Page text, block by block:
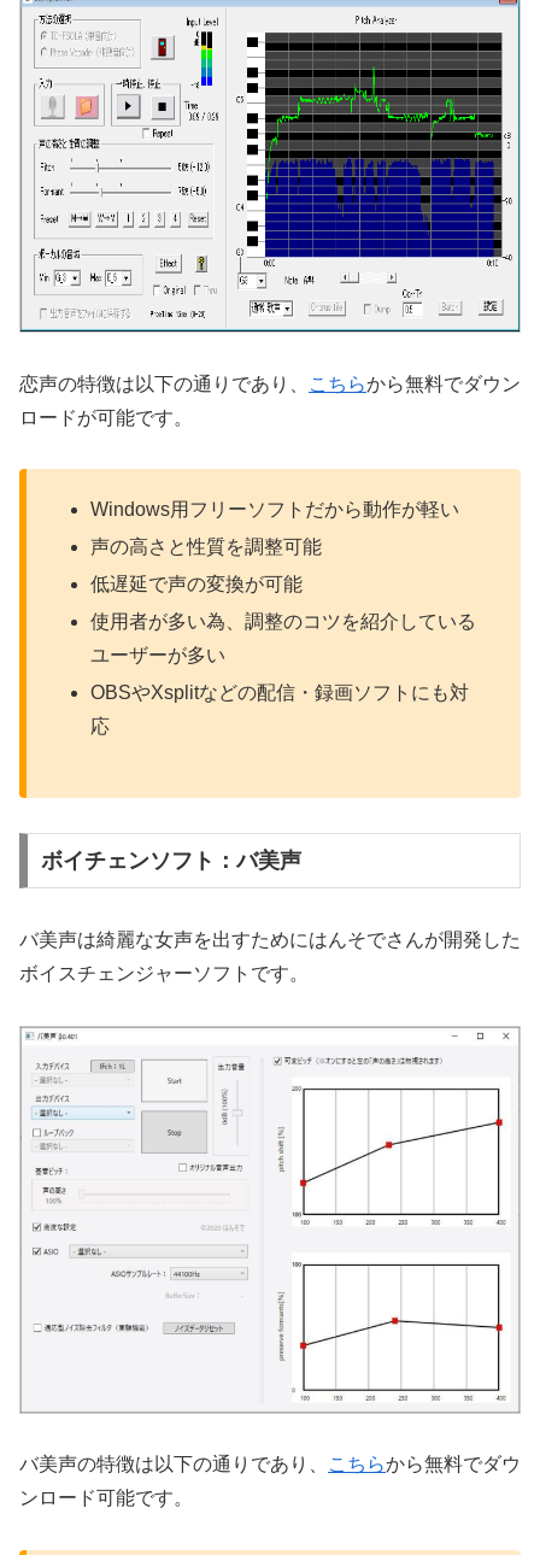
恋声の特徴は以下の通りであり、 こちらから無料でダウン
ロードが可能です。
Windows用フリーソフトだから動作が軽い
声の高さと性質を調整可能
低遅延で声の変換が可能
使用者が多い為、調整のコツを紹介している
ユーザーが多い
OBSやXsplitなどの配信・録画ソフトにも対
応
ボイチェンソフト：バ美声
バ美声は綺麗な女声を出すためにはんそでさんが開発した
ボイスチェンジャーソフトです。
バ美声の特徴は以下の通りであり、 こちらから無料でダウ
ンロード可能です。